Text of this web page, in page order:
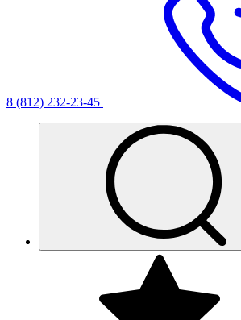
8 (812) 232-23-45